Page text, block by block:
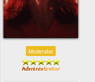
Moderator